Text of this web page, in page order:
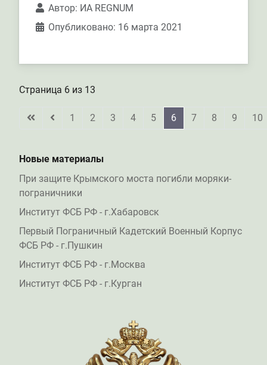
Автор: ИА REGNUM
Опубликовано: 16 марта 2021
Страница 6 из 13
1 2 3 4 5 6 7 8 9 10
Новые материалы
При защите Крымского моста погибли моряки-
пограничники
Институт ФСБ РФ - г.Хабаровск
Первый Пограничный Кадетский Военный Корпус
ФСБ РФ - г.Пушкин
Институт ФСБ РФ - г.Москва
Институт ФСБ РФ - г.Курган